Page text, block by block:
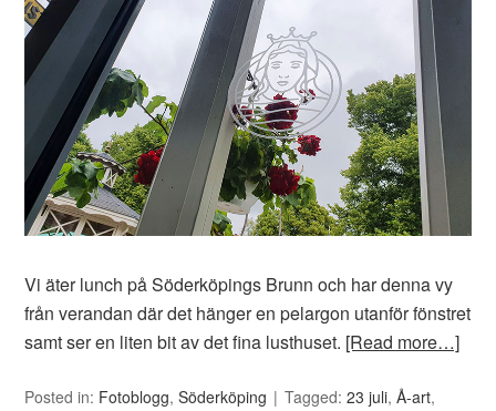
Vi äter lunch på Söderköpings Brunn och har denna vy
från verandan där det hänger en pelargon utanför fönstret
samt ser en liten bit av det fina lusthuset. [Read more…]
Posted in: Fotoblogg,Söderköping Tagged:23 juli,Å-art,